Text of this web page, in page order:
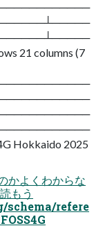
21 columns (7
Hokkaido 2025
かよくわからな
もう
schema/refere